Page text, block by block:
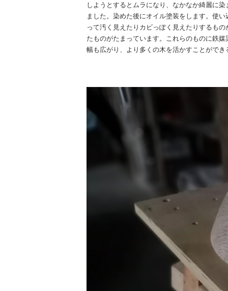
しようとするとムラになり、なかなか綺麗に
ました。染めた後にオイル塗装をします。使
って汚く見えたりカビっぽく見えたりするも
たものがたまっています。これらのものに鉄
幅も広がり、より多くの木を活かすことがで